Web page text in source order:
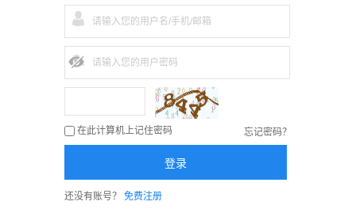
在此计算机上记住密码 忘记密码？
登录
还没有账号？ 免费注册
企业沟通解决方案
网络安全解决方案
数字化解决方案
外贸营销解决方案